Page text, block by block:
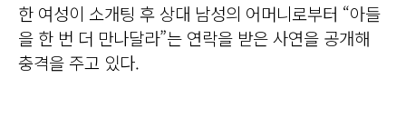
한 여성이 소개팅 후 상대 남성의 어머니로부터 “아들
을 한 번 더 만나달라”는 연락을 받은 사연을 공개해
충격을 주고 있다.